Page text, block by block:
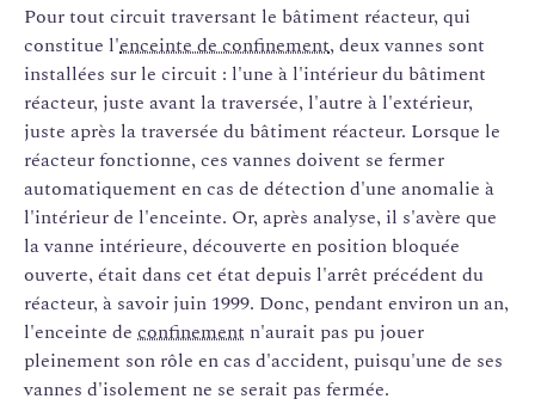
Pour tout circuit traversant le bâtiment réacteur, qui
constitue l'enceinte de confinement, deux vannes sont
installées sur le circuit : l'une à l'intérieur du bâtiment
réacteur, juste avant la traversée, l'autre à l'extérieur,
juste après la traversée du bâtiment réacteur. Lorsque le
réacteur fonctionne, ces vannes doivent se fermer
automatiquement en cas de détection d'une anomalie à
l'intérieur de l'enceinte. Or, après analyse, il s'avère que
la vanne intérieure, découverte en position bloquée
ouverte, était dans cet état depuis l'arrêt précédent du
réacteur, à savoir juin 1999. Donc, pendant environ un an,
l'enceinte de confinement n'aurait pas pu jouer
pleinement son rôle en cas d'accident, puisqu'une de ses
vannes d'isolement ne se serait pas fermée.